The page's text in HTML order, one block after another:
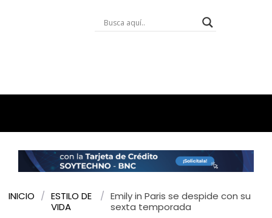
INICIO / ESTILO DE
VIDA
/ Emily in Paris se despide con su
sexta temporada